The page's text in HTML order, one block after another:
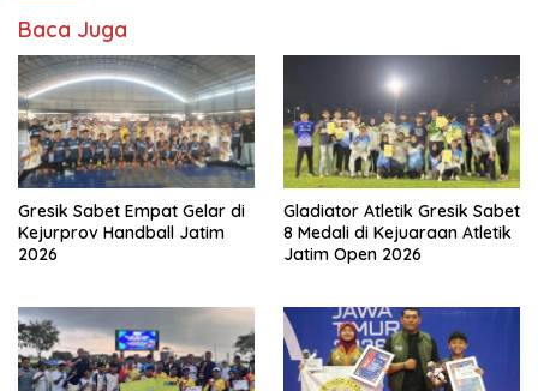
Baca Juga
Gresik Sabet Empat Gelar di
Kejurprov Handball Jatim
2026
Gladiator Atletik Gresik Sabet
8 Medali di Kejuaraan Atletik
Jatim Open 2026